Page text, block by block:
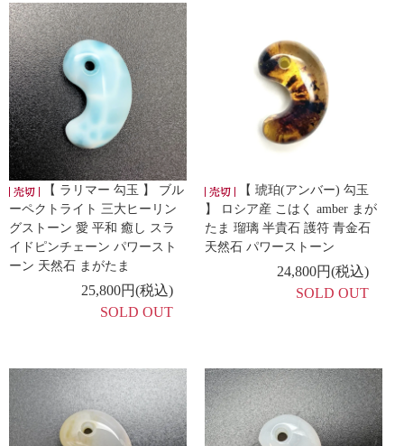
【 ラリマー 勾玉 】 ブル
ーペクトライト 三大ヒーリン
グストーン 愛 平和 癒し スラ
イドピンチェーン パワースト
ーン 天然石 まがたま
25,800円(税込)
SOLD OUT
【 琥珀(アンバー) 勾玉
】 ロシア産 こはく amber まが
たま 瑠璃 半貴石 護符 青金石
天然石 パワーストーン
24,800円(税込)
SOLD OUT